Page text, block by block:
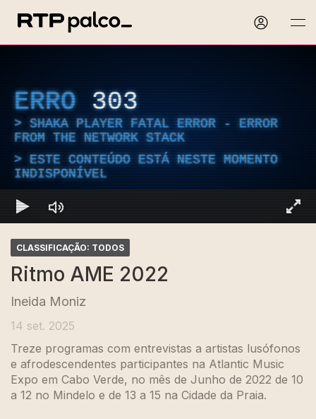
ERRO 303
SHAKA PLAYER FATAL ERROR - ERROR
FROM THE NETWORK STACK
ESTE CONTEÚDO ESTÁ NESTE MOMENTO
INDISPONÍVEL
CLASSIFICAÇÃO: TODOS
Ritmo AME 2022
Ineida Moniz
14 set. 2025
Treze programas com entrevistas a artistas lusófonos
e afrodescendentes participantes na Atlantic Music
Expo em Cabo Verde, no mês de Junho de 2022 de 10
a 12 no Mindelo e de 13 a 15 na Cidade da Praia.